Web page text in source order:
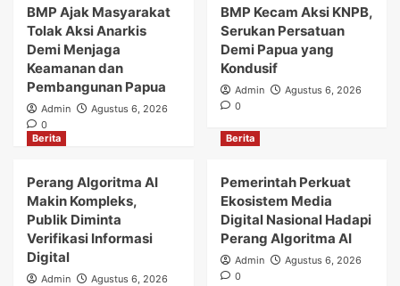
BMP Ajak Masyarakat
Tolak Aksi Anarkis
Demi Menjaga
Keamanan dan
Pembangunan Papua
Admin
Agustus 6, 2026
0
BMP Kecam Aksi KNPB,
Serukan Persatuan
Demi Papua yang
Kondusif
Admin
Agustus 6, 2026
0
Berita
Perang Algoritma AI
Makin Kompleks,
Publik Diminta
Verifikasi Informasi
Digital
Admin
Agustus 6, 2026
Berita
Pemerintah Perkuat
Ekosistem Media
Digital Nasional Hadapi
Perang Algoritma AI
Admin
Agustus 6, 2026
0